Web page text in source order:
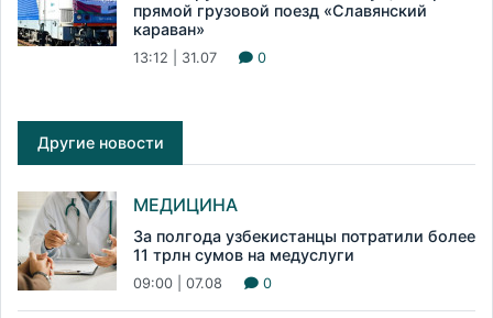
прямой грузовой поезд «Славянский
караван»
13:12 | 31.07 0
Другие новости
МЕДИЦИНА
За полгода узбекистанцы потратили более
11 трлн сумов на медуслуги
09:00 | 07.08 0